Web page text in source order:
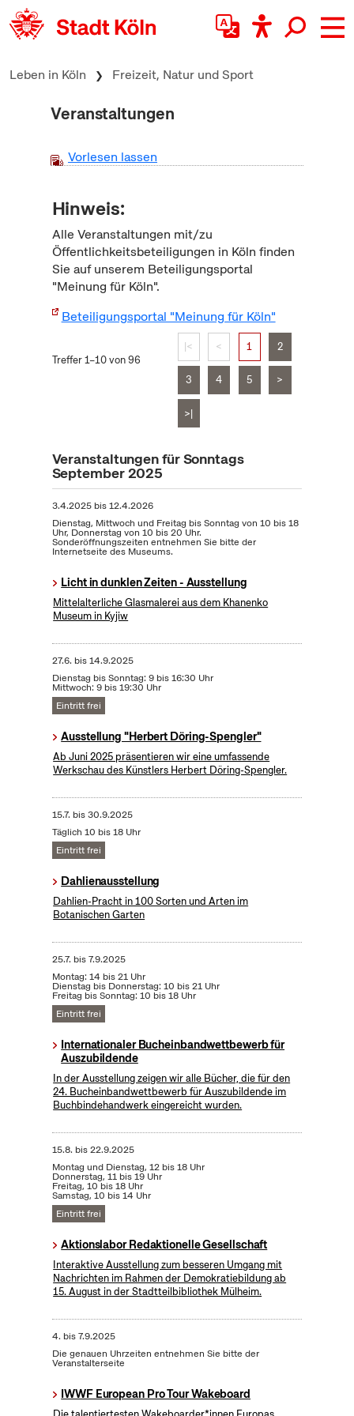
zum Inhalt springen
Leben in Köln Freizeit, Natur und Sport
Veranstaltungen
Vorlesen lassen
Hinweis:
Alle Veranstaltungen mit/zu
Öffentlichkeitsbeteiligungen in Köln finden
Sie auf unserem Beteiligungsportal
"Meinung für Köln".
Beteiligungsportal "Meinung für Köln"
Treffer 1–10 von 96
|< < 1 2
3 4 5 >
>|
Veranstaltungen für Sonntags
September 2025
3.4.2025bis12.4.2026
Dienstag, Mittwoch und Freitag bis Sonntag von 10 bis 18
Uhr, Donnerstag von 10 bis 20 Uhr.
Sonderöffnungszeiten entnehmen Sie bitte der
Internetseite des Museums.
Licht in dunklen Zeiten - Ausstellung
Mittelalterliche Glasmalerei aus dem Khanenko
Museum in Kyjiw
27.6. bis14.9.2025
Dienstag bis Sonntag: 9 bis 16:30 Uhr
Mittwoch: 9 bis 19:30 Uhr
Eintritt frei
Ausstellung "Herbert Döring-Spengler"
Ab Juni 2025 präsentieren wir eine umfassende
Werkschau des Künstlers Herbert Döring-Spengler.
15.7. bis30.9.2025
Täglich 10 bis 18 Uhr
Eintritt frei
Dahlienausstellung
Dahlien-Pracht in 100 Sorten und Arten im
Botanischen Garten
25.7. bis7.9.2025
Montag: 14 bis 21 Uhr
Dienstag bis Donnerstag: 10 bis 21 Uhr
Freitag bis Sonntag: 10 bis 18 Uhr
Eintritt frei
Internationaler Bucheinbandwettbewerb für
Auszubildende
In der Ausstellung zeigen wir alle Bücher, die für den
24. Bucheinbandwettbewerb für Auszubildende im
Buchbindehandwerk eingereicht wurden.
15.8. bis22.9.2025
Montag und Dienstag, 12 bis 18 Uhr
Donnerstag, 11 bis 19 Uhr
Freitag, 10 bis 18 Uhr
Samstag, 10 bis 14 Uhr
Eintritt frei
Aktionslabor Redaktionelle Gesellschaft
Interaktive Ausstellung zum besseren Umgang mit
Nachrichten im Rahmen der Demokratiebildung ab
15. August in der Stadtteilbibliothek Mülheim.
4. bis7.9.2025
Die genauen Uhrzeiten entnehmen Sie bitte der
Veranstalterseite
IWWF European Pro Tour Wakeboard